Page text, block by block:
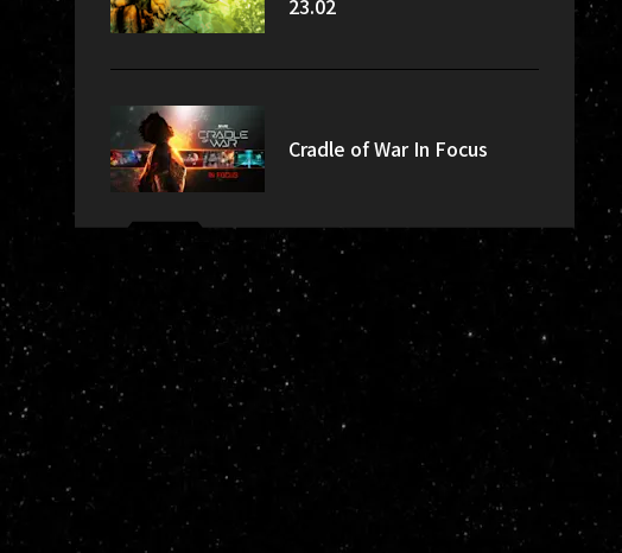
Cradle of War In Focus